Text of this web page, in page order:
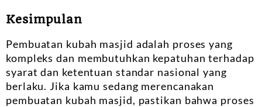
Kesimpulan
Pembuatan kubah masjid adalah proses yang
kompleks dan membutuhkan kepatuhan terhadap
syarat dan ketentuan standar nasional yang
berlaku. Jika kamu sedang merencanakan
pembuatan kubah masjid, pastikan bahwa proses